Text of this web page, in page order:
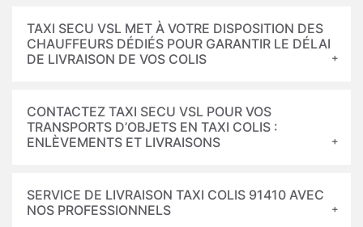
TAXI SECU VSL MET À VOTRE DISPOSITION DES
CHAUFFEURS DÉDIÉS POUR GARANTIR LE DÉLAI
DE LIVRAISON DE VOS COLIS
CONTACTEZ TAXI SECU VSL POUR VOS
TRANSPORTS D’OBJETS EN TAXI COLIS :
ENLÈVEMENTS ET LIVRAISONS
SERVICE DE LIVRAISON TAXI COLIS 91410 AVEC
NOS PROFESSIONNELS